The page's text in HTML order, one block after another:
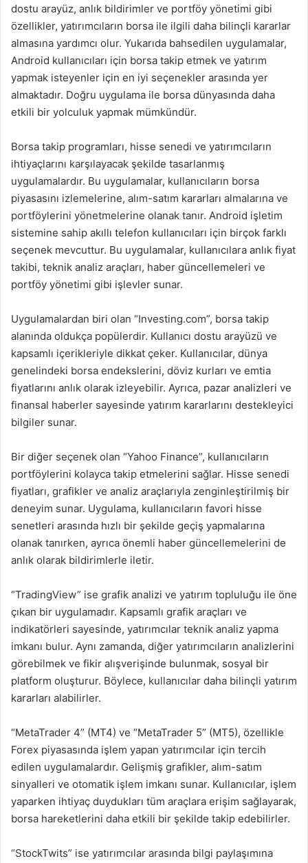
dostu arayüz, anlık bildirimler ve portföy yönetimi gibi
özellikler, yatırımcıların borsa ile ilgili daha bilinçli kararlar
almasına yardımcı olur. Yukarıda bahsedilen uygulamalar,
Android kullanıcıları için borsa takip etmek ve yatırım
yapmak isteyenler için en iyi seçenekler arasında yer
almaktadır. Doğru uygulama ile borsa dünyasında daha
etkili bir yolculuk yapmak mümkündür.
Borsa takip programları, hisse senedi ve yatırımcıların
ihtiyaçlarını karşılayacak şekilde tasarlanmış
uygulamalardır. Bu uygulamalar, kullanıcıların borsa
piyasasını izlemelerine, alım-satım kararları almalarına ve
portföylerini yönetmelerine olanak tanır. Android işletim
sistemine sahip akıllı telefon kullanıcıları için birçok farklı
seçenek mevcuttur. Bu uygulamalar, kullanıcılara anlık fiyat
takibi, teknik analiz araçları, haber güncellemeleri ve
portföy yönetimi gibi işlevler sunar.
Uygulamalardan biri olan “Investing.com”, borsa takip
alanında oldukça popülerdir. Kullanıcı dostu arayüzü ve
kapsamlı içerikleriyle dikkat çeker. Kullanıcılar, dünya
genelindeki borsa endekslerini, döviz kurları ve emtia
fiyatlarını anlık olarak izleyebilir. Ayrıca, pazar analizleri ve
finansal haberler sayesinde yatırım kararlarını destekleyici
bilgiler sunar.
Bir diğer seçenek olan “Yahoo Finance”, kullanıcıların
portföylerini kolayca takip etmelerini sağlar. Hisse senedi
fiyatları, grafikler ve analiz araçlarıyla zenginleştirilmiş bir
deneyim sunar. Uygulama, kullanıcıların favori hisse
senetleri arasında hızlı bir şekilde geçiş yapmalarına
olanak tanırken, ayrıca önemli haber güncellemelerini de
anlık olarak bildirimlerle iletir.
“TradingView” ise grafik analizi ve yatırım topluluğu ile öne
çıkan bir uygulamadır. Kapsamlı grafik araçları ve
indikatörleri sayesinde, yatırımcılar teknik analiz yapma
imkanı bulur. Aynı zamanda, diğer yatırımcıların analizlerini
görebilmek ve fikir alışverişinde bulunmak, sosyal bir
platform oluşturur. Böylece, kullanıcılar daha bilinçli yatırım
kararları alabilirler.
“MetaTrader 4” (MT4) ve “MetaTrader 5” (MT5), özellikle
Forex piyasasında işlem yapan yatırımcılar için tercih
edilen uygulamalardır. Gelişmiş grafikler, alım-satım
sinyalleri ve otomatik işlem imkanı sunar. Kullanıcılar, işlem
yaparken ihtiyaç duydukları tüm araçlara erişim sağlayarak,
borsa hareketlerini daha etkili bir şekilde takip edebilirler.
“StockTwits” ise yatırımcılar arasında bilgi paylaşımına